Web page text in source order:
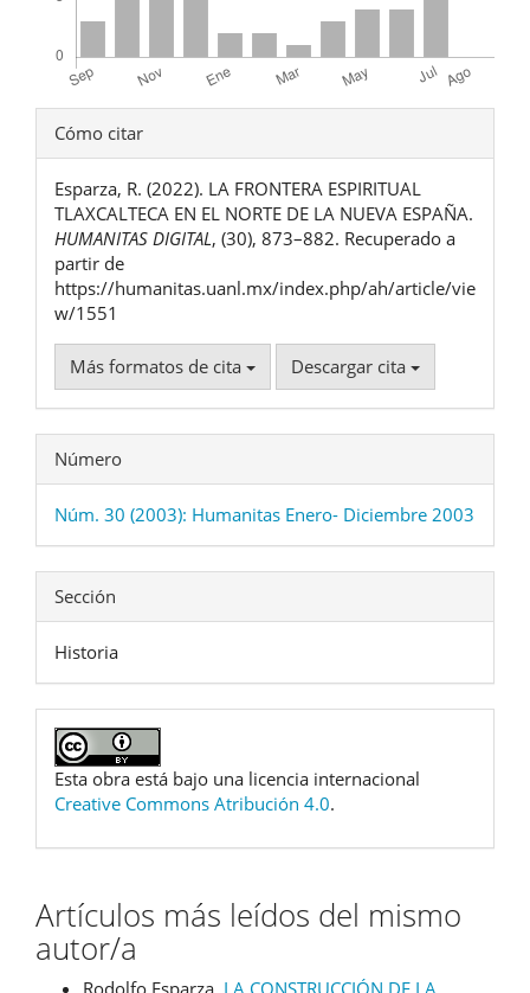
Detalles
del
artículo
Cómo citar
Esparza, R. (2022). LA FRONTERA ESPIRITUAL
TLAXCALTECA EN EL NORTE DE LA NUEVA ESPAÑA.
HUMANITAS DIGITAL, (30), 873–882. Recuperado a
partir de
https://humanitas.uanl.mx/index.php/ah/article/vie
w/1551
Más formatos de cita Descargar cita
Número
Núm. 30 (2003): Humanitas Enero- Diciembre 2003
Sección
Historia
Esta obra está bajo una licencia internacional
Creative Commons Atribución 4.0.
Artículos más leídos del mismo
autor/a